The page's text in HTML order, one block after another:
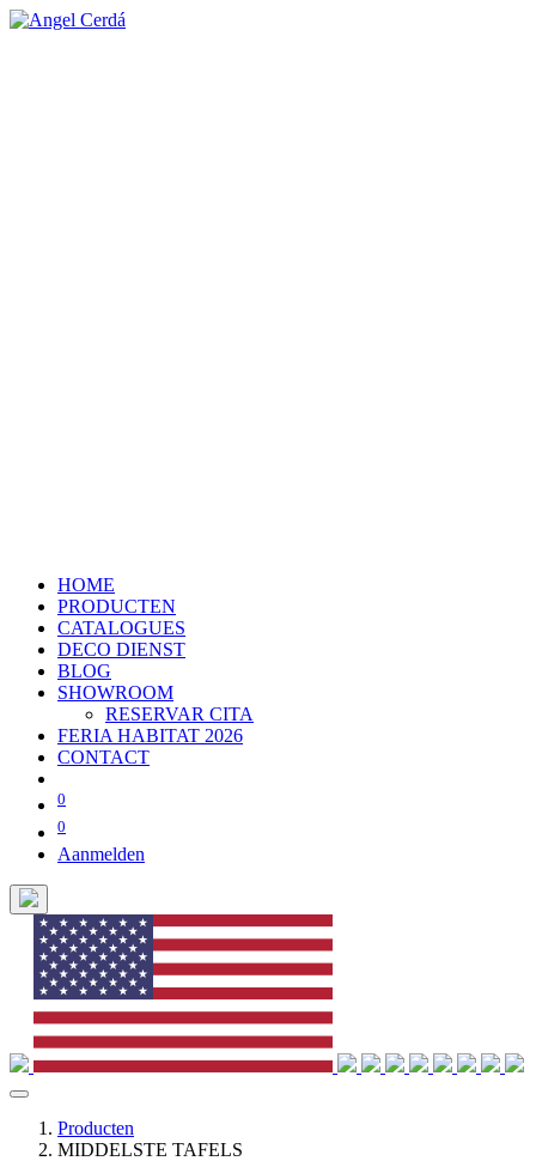
HOME
PRODUCTEN
CATALOGUES
DECO DIENST
BLOG
SHOWROOM
RESERVAR CITA
FERIA HABITAT 2026
CONTACT
0
0
Aanmelden
Producten
MIDDELSTE TAFELS